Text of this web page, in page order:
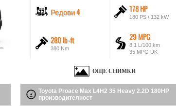
Редови 4 178 HP
180 PS / 132 kW
280 lb-ft
380 Nm
29 MPG
8.1 L/100 km
35 MPG UK
ОЩЕ СНИМКИ
Toyota Proace Max L4H2 35 Heavy 2.2D 180HP
производителност